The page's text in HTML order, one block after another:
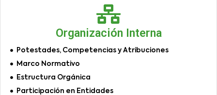
Organización Interna
Potestades, Competencias y Atribuciones
Marco Normativo
Estructura Orgánica
Participación en Entidades